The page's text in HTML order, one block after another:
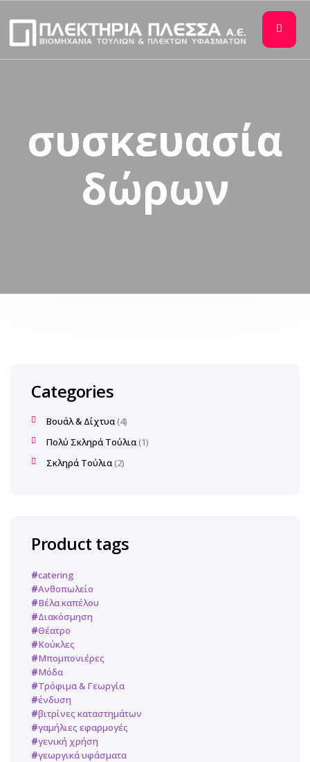
συσκευασία
δώρων
Categories
Βουάλ & Δίχτυα 4
Πολύ Σκληρά Τούλια 1
Σκληρά Τούλια 2
Product tags
catering
Ανθοπωλείο
Βέλα καπέλου
Διακόσμηση
Θέατρο
Κούκλες
Μπομπονιέρες
Μόδα
Τρόφιμα & Γεωργία
ένδυση
βιτρίνες καταστημάτων
γαμήλιες εφαρμογές
γενική χρήση
γεωργικά υφάσματα